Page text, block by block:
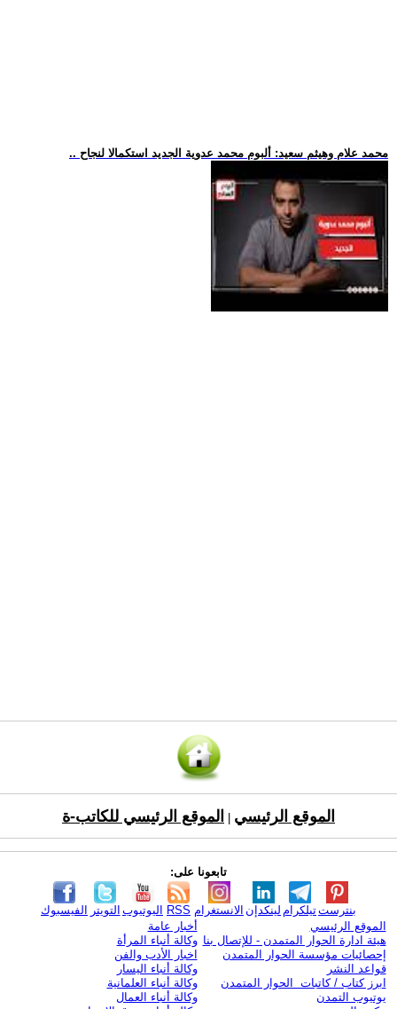
.. محمد علام وهيثم سعيد: ألبوم محمد عدوية الجديد استكمالا لنجاح
الموقع الرئيسي الموقع الرئيسي للكاتب-ة
تابعونا على:
الفيسبوك التويتر اليوتيوب RSS الانستغرام لينكدإن تيلكرامبنترست
الموقع الرئيسي
هيئة ادارة الحوار المتمدن - للإتصال بنا
إحصائيات مؤسسة الحوار المتمدن
قواعد النشر
ابرز كتاب / كاتبات الحوار المتمدن
يوتيوب التمدن
أخبار عامة
وكالة أنباء المرأة
اخبار الأدب والفن
وكالة أنباء اليسار
وكالة أنباء العلمانية
وكالة أنباء العمال